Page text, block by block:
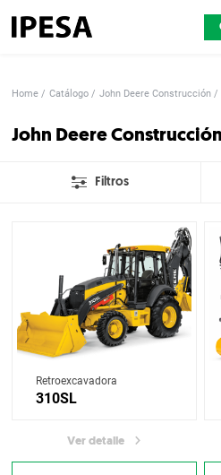
Home Catálogo John Deere Construcción
John Deere Construcción
Filtros
Retroexcavadora
310SL
Ver detalle